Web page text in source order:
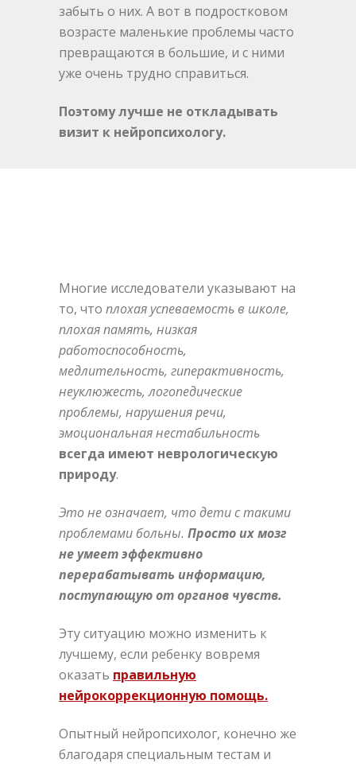
забыть о них. А вот в подростковом
возрасте маленькие проблемы часто
превращаются в большие, и с ними
уже очень трудно справиться.
Поэтому лучше не откладывать
визит к нейропсихологу.
Многие исследователи указывают на
то, что плохая успеваемость в школе,
плохая память, низкая
работоспособность,
медлительность, гиперактивность,
неуклюжесть, логопедические
проблемы, нарушения речи,
эмоциональная нестабильность
всегда имеют неврологическую
природу.
Это не означает, что дети с такими
проблемами больны. Просто их мозг
не умеет эффективно
перерабатывать информацию,
поступающую от органов чувств.
Эту ситуацию можно изменить к
лучшему, если ребенку вовремя
оказать правильную
нейрокоррекционную помощь.
Опытный нейропсихолог, конечно же
благодаря специальным тестам и